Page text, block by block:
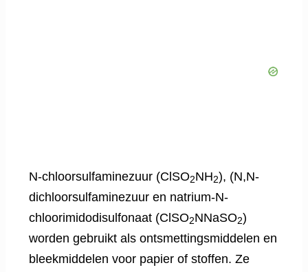
N-chloorsulfaminezuur (ClSO2NH2), (N,N-
dichloorsulfaminezuur en natrium-N-
chloorimidodisulfonaat (ClSO2NNaSO2)
worden gebruikt als ontsmettingsmiddelen en
bleekmiddelen voor papier of stoffen. Ze